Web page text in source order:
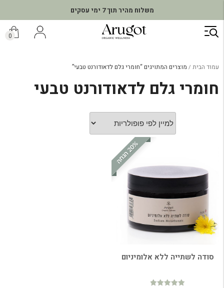
משלוח מהיר תוך 7 ימי עסקים
דילוג
לתוכן
0
עמוד הבית מוצרים המתויגים “חומרי גלם לדאודורנט טבעי”
חומרי גלם לדאודורנט טבעי
2
0
%
ה
נ
ח
ה
סודה לשתייה ללא אלומיניום